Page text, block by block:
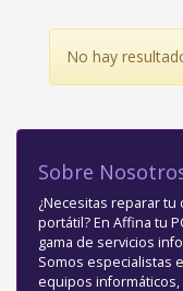
No hay
Sobre
¿Necesitas reparar
portátil? En Affina tu
gama de servicios
Somos especialistas
equipos